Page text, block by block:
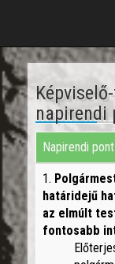
napirendi
Napirendi
1.
határidejű
az elmúlt
fontosabb